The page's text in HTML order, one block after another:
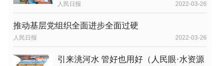
人民日报 2022-03-26
推动基层党组织全面进步全面过硬
人民日报 2022-03-26
引来洮河水 管好也用好（人民眼·水资源